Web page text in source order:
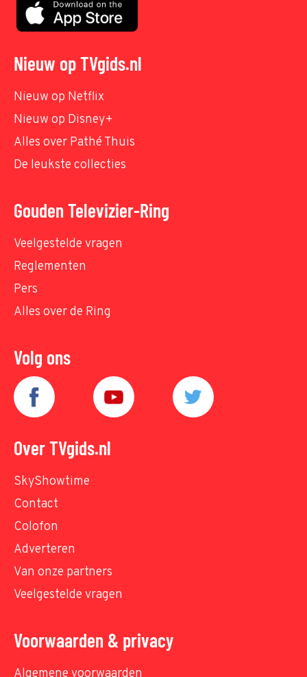
Nieuw op TVgids.nl
Nieuw op Netflix
Nieuw op Disney+
Alles over Pathé Thuis
De leukste collecties
Gouden Televizier-Ring
Veelgestelde vragen
Reglementen
Pers
Alles over de Ring
Volg ons
Over TVgids.nl
SkyShowtime
Contact
Colofon
Adverteren
Van onze partners
Veelgestelde vragen
Voorwaarden & privacy